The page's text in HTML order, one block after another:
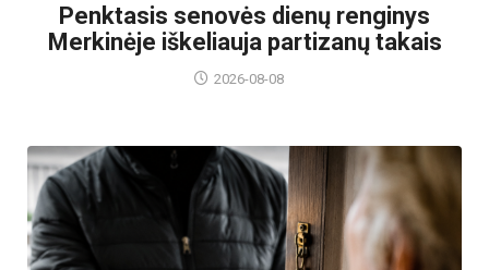
Penktasis senovės dienų renginys
Merkinėje iškeliauja partizanų takais
2026-08-08